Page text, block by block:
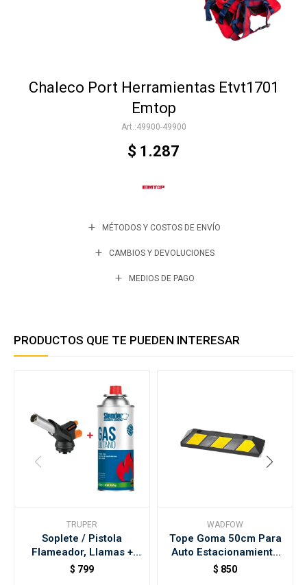
Chaleco Port Herramientas Etvt1701
Emtop
49900-49900
$ 1.287
MÉTODOS Y COSTOS DE ENVÍO
CAMBIOS Y DEVOLUCIONES
MEDIOS DE PAGO
PRODUCTOS QUE TE PUEDEN INTERESAR
TRUPER
Soplete / Pistola
Flameador, Llamas +
Lata De Gas Butano
$ 799
WADFOW
Tope Goma 50cm Para
Auto Estacionamiento
Wadfow
$ 850
Varios
Trabaja con nosotros